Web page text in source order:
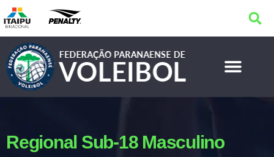
Regional Sub-18 Masculino